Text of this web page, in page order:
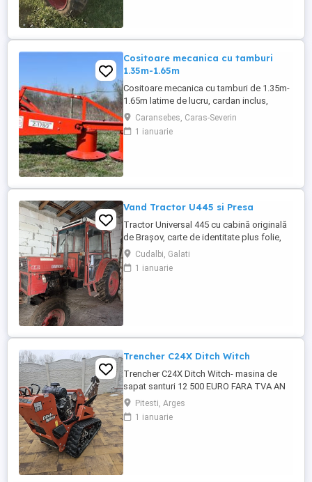
Cositoare mecanica cu tamburi
1.35m-1.65m
Cositoare mecanica cu tamburi de 1.35m-
1.65m latime de lucru, cardan inclus,
prelata, cheie de cutite Transport in toate
judetele
Caransebes, Caras-Severin
1 ianuarie
Vand Tractor U445 si Presa
Tractor Universal 445 cu cabină originală
de Brașov, carte de identitate plus folie,
motor în trei pistoane si compresor. An
fabricație 2002 Două manete distanță
mare la cutie, ambreiaj la mână pe priză,
Cudalbi, Galati
1 ianuarie
Trencher C24X Ditch Witch
Trencher C24X Ditch Witch- masina de
sapat santuri 12 500 EURO FARA TVA AN
FABRICATIE 2017 ORE FUNCTIONARE
122h ADANCIME DE SAPAT 0,9m, POATE FI
MONTAT LANT SI DE 1,2m COMBUSTIBIL
Pitesti, Arges
1 ianuarie